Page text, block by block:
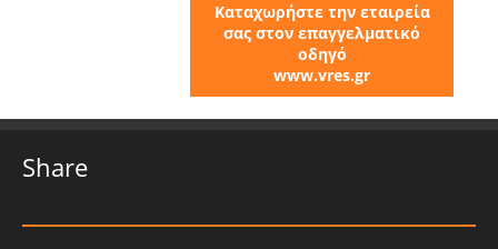
Καταχωρήστε την εταιρεία
σας στον επαγγελματικό
οδηγό
www.vres.gr
Share